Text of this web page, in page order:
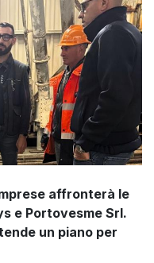
affronterà le
e Portovesme Srl.
un piano per